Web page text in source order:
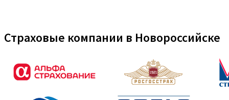
Страховые компании в Новороссийске